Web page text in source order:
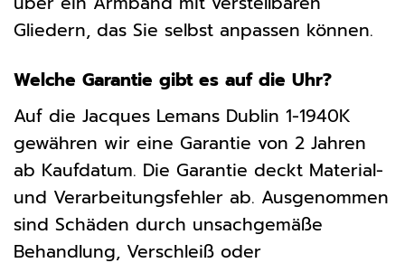
Gliedern, das Sie selbst anpassen können.
Welche Garantie gibt es auf die Uhr?
Auf die Jacques Lemans Dublin 1-1940K
gewähren wir eine Garantie von 2 Jahren
ab Kaufdatum. Die Garantie deckt Material-
und Verarbeitungsfehler ab. Ausgenommen
sind Schäden durch unsachgemäße
Behandlung, Verschleiß oder